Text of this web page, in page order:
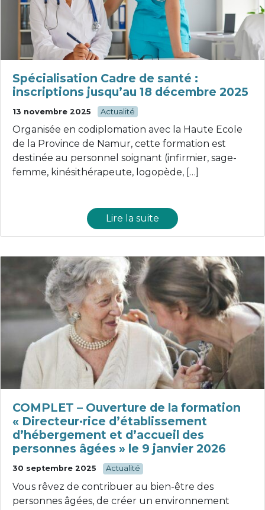
Spécialisation Cadre de santé :
inscriptions jusqu’au 18 décembre 2025
13 novembre 2025 Actualité
Organisée en codiplomation avec la Haute Ecole
de la Province de Namur, cette formation est
destinée au personnel soignant (infirmier, sage-
femme, kinésithérapeute, logopède, […]
Lire la suite
COMPLET – Ouverture de la formation
« Directeur·rice d’établissement
d’hébergement et d’accueil des
personnes âgées » le 9 janvier 2026
30 septembre 2025 Actualité
Vous rêvez de contribuer au bien-être des
personnes âgées, de créer un environnement